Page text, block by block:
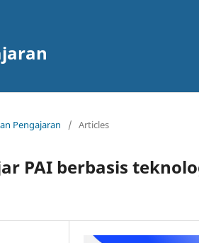
Pengajaran / Articles
PAI berbasis